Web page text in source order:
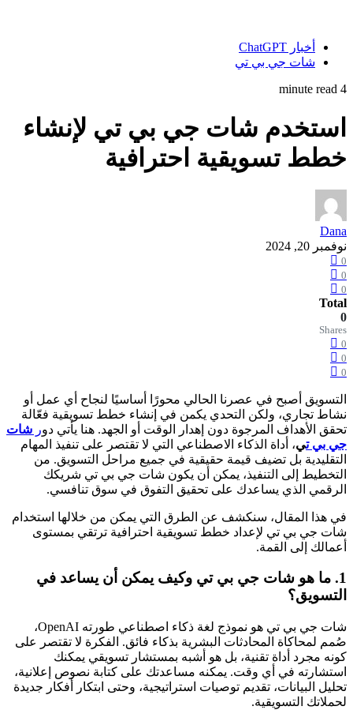
أخبار ChatGPT
شات جي بي تي
4 minute read
استخدم شات جي بي تي لإنشاء
خطط تسويقية احترافية
Dana
نوفمبر 20, 2024
0
0
0
Total
0
Shares
0
0
0
التسويق أصبح في عصرنا الحالي محورًا أساسيًا لنجاح أي عمل أو
نشاط تجاري، ولكن التحدي يكمن في إنشاء خطط تسويقية فعّالة
تحقق الأهداف المرجوة دون إهدار الوقت أو الجهد. هنا يأتي دور شات
جي بي تي، أداة الذكاء الاصطناعي التي لا تقتصر على تنفيذ المهام
التقليدية بل تضيف قيمة حقيقية في جميع مراحل التسويق. من
التخطيط إلى التنفيذ، يمكن أن يكون شات جي بي تي شريكك
الرقمي الذي يساعدك على تحقيق التفوق في سوق تنافسي.
في هذا المقال، سنكشف عن الطرق التي يمكن من خلالها استخدام
شات جي بي تي لإعداد خطط تسويقية احترافية ترتقي بمستوى
أعمالك إلى القمة.
1. ما هو شات جي بي تي وكيف يمكن أن يساعد في
التسويق؟
شات جي بي تي هو نموذج لغة ذكاء اصطناعي طورته OpenAI،
صُمم لمحاكاة المحادثات البشرية بذكاء فائق. الفكرة لا تقتصر على
كونه مجرد أداة تقنية، بل هو أشبه بمستشار تسويقي يمكنك
استشارته في أي وقت. يمكنه مساعدتك على كتابة نصوص إعلانية،
تحليل البيانات، تقديم توصيات استراتيجية، وحتى ابتكار أفكار جديدة
لحملاتك التسويقية.